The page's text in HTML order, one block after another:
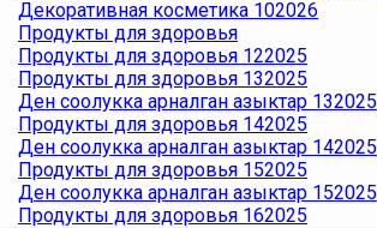
Декоративная косметика 102026
Продукты для здоровья
Продукты для здоровья 122025
Продукты для здоровья 132025
Ден соолукка арналган азыктар 132025
Продукты для здоровья 142025
Ден соолукка арналган азыктар 142025
Продукты для здоровья 152025
Ден соолукка арналган азыктар 152025
Продукты для здоровья 162025